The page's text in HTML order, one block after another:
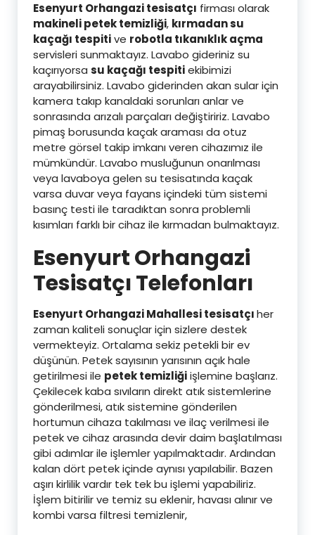
Esenyurt Orhangazi tesisatçı firması olarak
makineli petek temizliği, kırmadan su
kaçağı tespitive robotla tıkanıklık açma
servisleri sunmaktayız. Lavabo gideriniz su
kaçırıyorsa su kaçağı tespitiekibimizi
arayabilirsiniz. Lavabo giderinden akan sular için
kamera takıp kanaldaki sorunları anlar ve
sonrasında arızalı parçaları değiştiririz. Lavabo
pimaş borusunda kaçak araması da otuz
metre görsel takip imkanı veren cihazımız ile
mümkündür. Lavabo musluğunun onarılması
veya lavaboya gelen su tesisatında kaçak
varsa duvar veya fayans içindeki tüm sistemi
basınç testi ile taradıktan sonra problemli
kısımları farklı bir cihaz ile kırmadan bulmaktayız.
Esenyurt Orhangazi
Tesisatçı Telefonları
Esenyurt Orhangazi Mahallesi tesisatçıher
zaman kaliteli sonuçlar için sizlere destek
vermekteyiz. Ortalama sekiz petekli bir ev
düşünün. Petek sayısının yarısının açık hale
getirilmesi ile petek temizliğiişlemine başlarız.
Çekilecek kaba sıvıların direkt atık sistemlerine
gönderilmesi, atık sistemine gönderilen
hortumun cihaza takılması ve ilaç verilmesi ile
petek ve cihaz arasında devir daim başlatılması
gibi adımlar ile işlemler yapılmaktadır. Ardından
kalan dört petek içinde aynısı yapılabilir. Bazen
aşırı kirlilik vardır tek tek bu işlemi yapabiliriz.
İşlem bitirilir ve temiz su eklenir, havası alınır ve
kombi varsa filtresi temizlenir,